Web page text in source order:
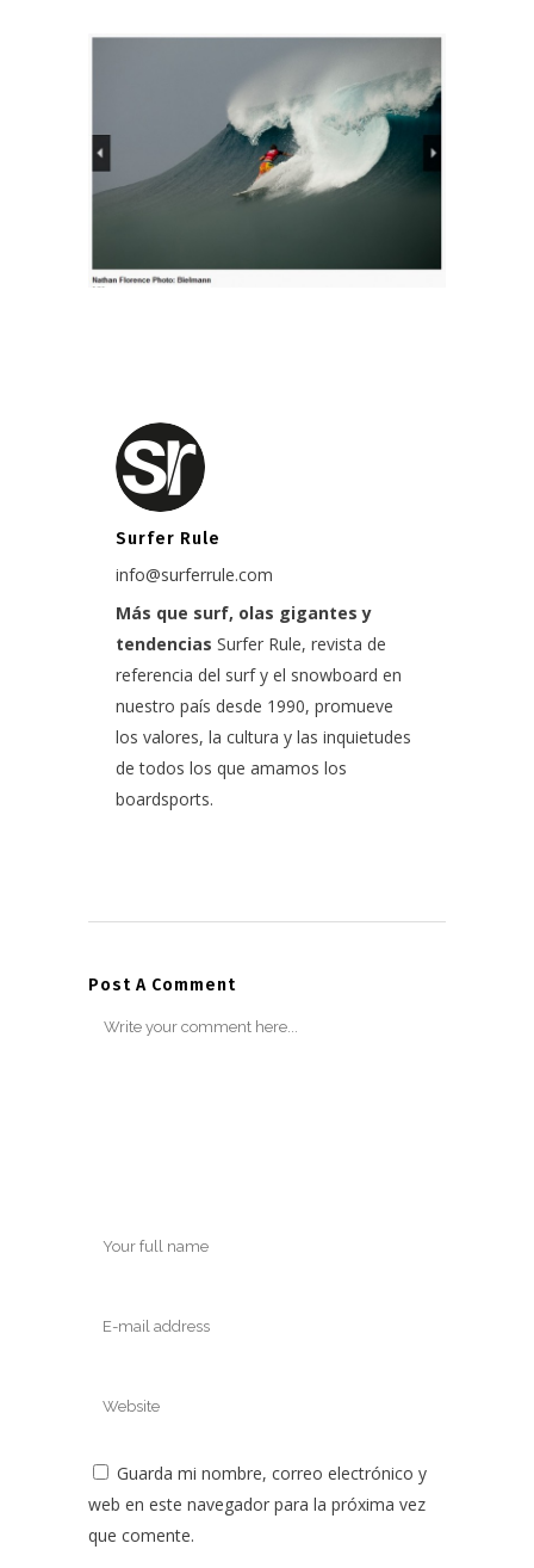
Surfer Rule
info@surferrule.com
Más que surf, olas gigantes y
tendencias Surfer Rule, revista de
referencia del surf y el snowboard en
nuestro país desde 1990, promueve
los valores, la cultura y las inquietudes
de todos los que amamos los
boardsports.
Post A Comment
Guarda mi nombre, correo electrónico y
web en este navegador para la próxima vez
que comente.